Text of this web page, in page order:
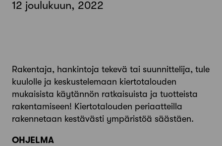
12 joulukuun, 2022
Rakentaja, hankintoja tekevä tai suunnittelija, tule
kuulolle ja keskustelemaan kiertotalouden
mukaisista käytännön ratkaisuista ja tuotteista
rakentamiseen! Kiertotalouden periaatteilla
rakennetaan kestävästi ympäristöä säästäen.
OHJELMA